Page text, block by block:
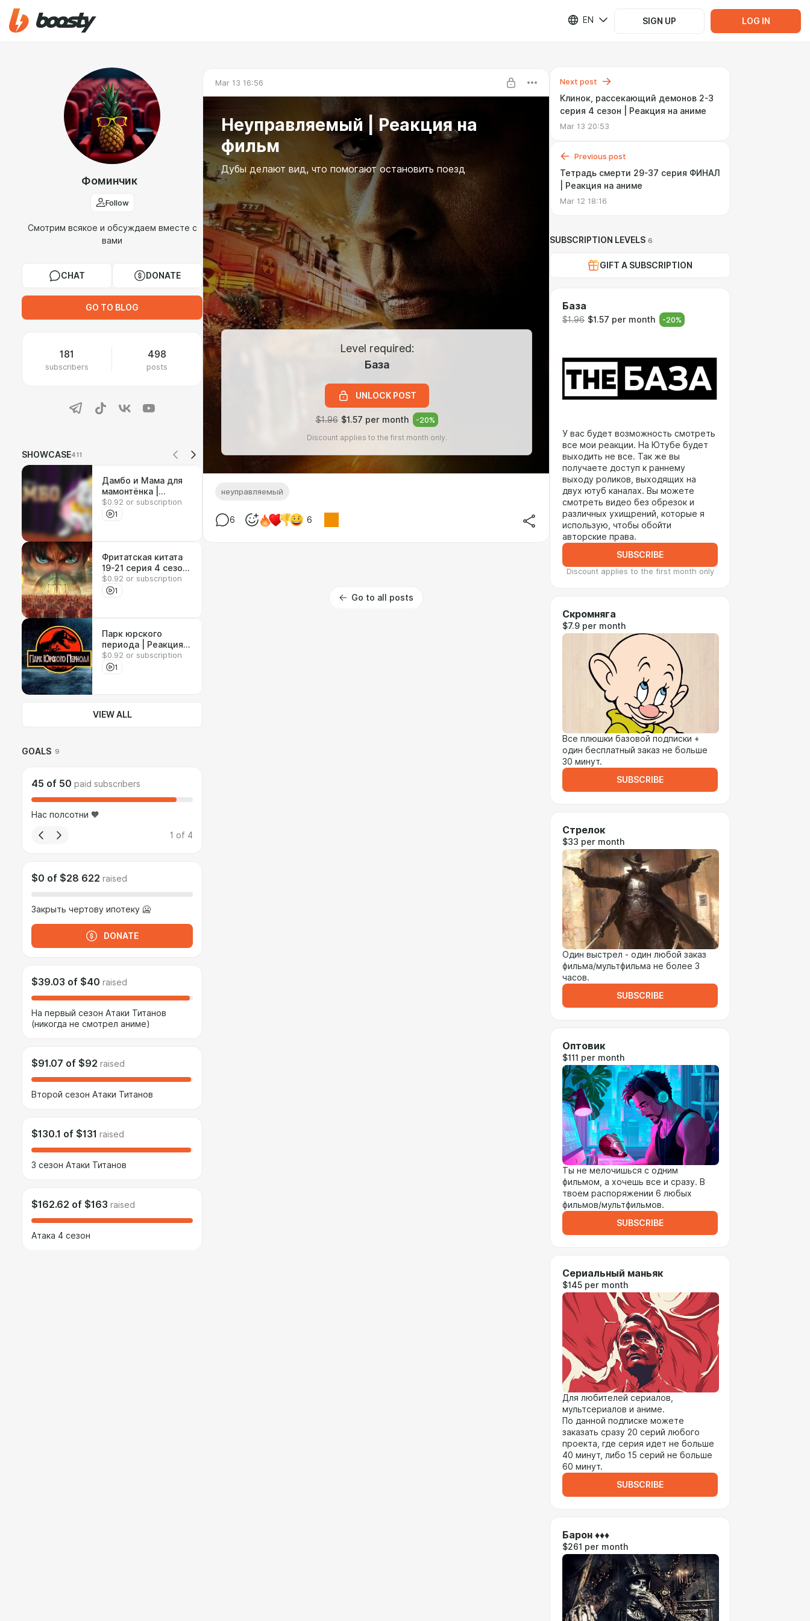
EN SIGN UP LOG IN
Фоминчик
Follow
Смотрим всякое и обсуждаем вместе с
вами
CHAT DONATE
GO TO BLOG
181
subscribers
498
posts
SHOWCASE411
Дамбо и Мама для
мамонтёнка |
Реакция на
мультфильмы
$0.92 or subscription
1
Фритатская китата
19-21 серия 4 сезон
| Реакция на аниме
$0.92 or subscription
1
Парк юрского
периода | Реакция
на фильм
$0.92 or subscription
1
VIEW ALL
GOALS 9
45 of 50 paid subscribers
Нас полсотни 🧡
1 of 4
$0 of $28 622 raised
Закрыть чертову ипотеку 🥶
DONATE
$39.03 of $40 raised
На первый сезон Атаки Титанов
(никогда не смотрел аниме)
$91.07 of $92 raised
Второй сезон Атаки Титанов
$130.1 of $131 raised
3 сезон Атаки Титанов
$162.62 of $163 raised
Атака 4 сезон
Mar 13 16:56
Неуправляемый | Реакция на
фильм
Дубы делают вид, что помогают остановить поезд
Level required:
База
UNLOCK POST
$1.96 $1.57 per month -20%
Discount applies to the first month only.
неуправляемый
6 6
Go to all posts
Next post
Клинок, рассекающий демонов 2-3
серия 4 сезон | Реакция на аниме
Mar 13 20:53
Previous post
Тетрадь смерти 29-37 серия ФИНАЛ
| Реакция на аниме
Mar 12 18:16
SUBSCRIPTION LEVELS 6
GIFT A SUBSCRIPTION
База
$1.96 $1.57 per month -20%
У вас будет возможность смотреть
все мои реакции. На Ютубе будет
выходить не все. Так же вы
получаете доступ к раннему
выходу роликов, выходящих на
двух ютуб каналах. Вы можете
смотреть видео без обрезок и
различных ухищрений, которые я
использую, чтобы обойти
авторские права.
SUBSCRIBE
Discount applies to the first month only
Скромняга
$7.9 per month
Все плюшки базовой подписки +
один бесплатный заказ не больше
30 минут.
SUBSCRIBE
Стрелок
$33 per month
Один выстрел - один любой заказ
фильма/мультфильма не более 3
часов.
SUBSCRIBE
Оптовик
$111 per month
Ты не мелочишься с одним
фильмом, а хочешь все и сразу. В
твоем распоряжении 6 любых
фильмов/мультфильмов.
SUBSCRIBE
Сериальный маньяк
$145 per month
Для любителей сериалов,
мультсериалов и аниме.
По данной подписке можете
заказать сразу 20 серий любого
проекта, где серия идет не больше
40 минут, либо 15 серий не больше
60 минут.
SUBSCRIBE
Барон ♦♦♦
$261 per month